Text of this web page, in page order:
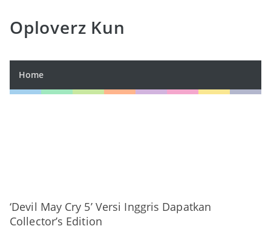
Oploverz Kun
Home
‘Devil May Cry 5’ Versi Inggris Dapatkan
Collector’s Edition